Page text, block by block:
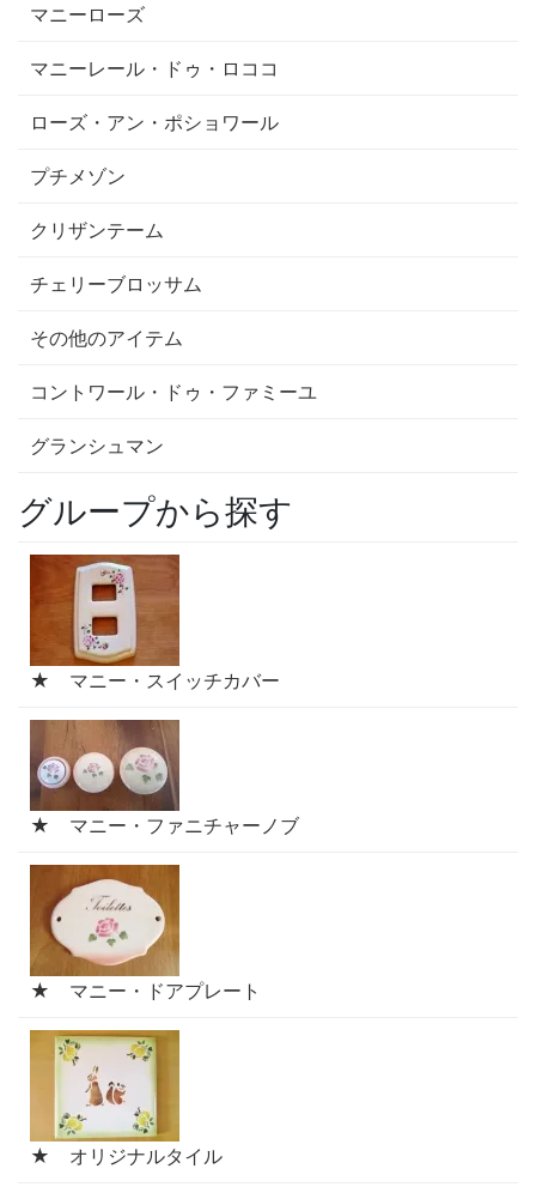
マニーローズ
マニーレール・ドゥ・ロココ
ローズ・アン・ポショワール
プチメゾン
クリザンテーム
チェリーブロッサム
その他のアイテム
コントワール・ドゥ・ファミーユ
グランシュマン
グループから探す
★ マニー・スイッチカバー
★ マニー・ファニチャーノブ
★ マニー・ドアプレート
★ オリジナルタイル